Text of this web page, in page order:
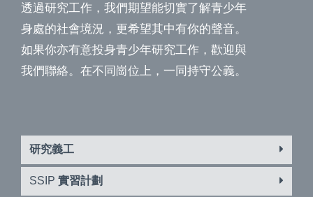
透過研究工作，我們期望能切實了解青少年
身處的社會境況，更希望其中有你的聲音。
如果你亦有意投身青少年研究工作，歡迎與
我們聯絡。在不同崗位上，一同持守公義。
研究義工
SSIP 實習計劃